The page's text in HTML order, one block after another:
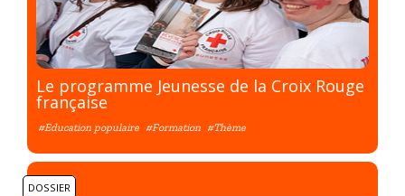
Le programme Jeunesse de la Croix Rouge
française
#Education populaire #Formation #Thème
DOSSIER